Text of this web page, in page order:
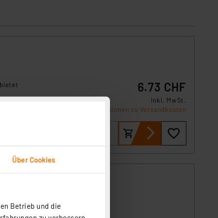
Über Cookies
Betrieb und die
6.73 CHF
inkl. MwSt.
Informationen zu Versandkosten